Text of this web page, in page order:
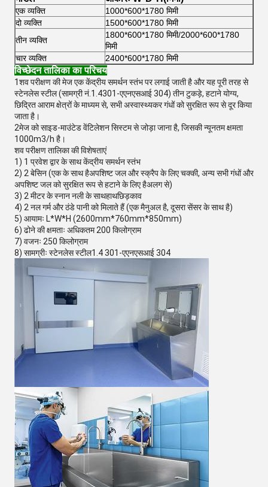
एक व्यक्ति
1000*600*1780 मिमी
दो व्यक्ति
1500*600*1780 मिमी
तीन व्यक्ति
1800*600*1780 मिमी/2000*600*1780
मिमी
चार व्यक्ति
2400*600*1780 मिमी
विच्छेदन तालिका का परिचय
1शव परीक्षण की मेज एक केंद्रीय समर्थन स्तंभ पर लगाई जाती है और यह पूरी तरह से
स्टेनलेस स्टील (सामग्री नं.1.4301-एएनएसआई 304) तीन टुकड़े, हटाने योग्य,
छिद्रित आराम क्षेत्रों के माध्यम से, सभी अस्वास्थ्यकर गंधों को सुरक्षित रूप से दूर किया
जाता है।
2मेज को साइड-माउंटेड वेंटिलेशन सिस्टम से जोड़ा जाना है, जिसकी न्यूनतम क्षमता
1000m3/h है।
शव परीक्षण तालिका की विशेषताएं
1) 1 प्रवेश द्वार के साथ केंद्रीय समर्थन स्तंभ
2) 2 बेसिन (एक के साथ हैअपशिष्ट जल और स्क्रैप के लिए चक्की, अन्य सभी गंधों और
अपशिष्ट जल को सुरक्षित रूप से हटाने के लिए हैअलग से)
3) 2 मीटर के स्नान नली के साथहाथछिड़काव
4) 2 नल गर्म और ठंडे पानी को मिलाते हैं (एक मैनुअल है, दूसरा सेंसर के साथ है)
5) आयामः L*W*H (2600mm*760mm*850mm)
6) ढोने की क्षमताः अधिकतम 200 किलोग्राम
7) वजनः 250 किलोग्राम
8) सामग्रीः स्टेनलेस स्टील1.4 301-एएनएसआई 304